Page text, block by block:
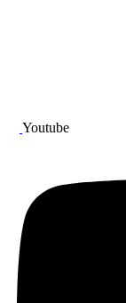
Youtube